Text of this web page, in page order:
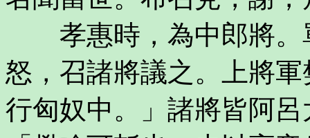
孝惠時，為中郎將。
怒，召諸將議之。上將
行匈奴中。」諸將皆阿